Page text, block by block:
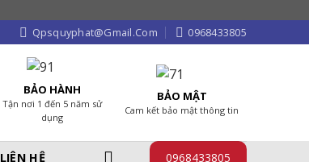
Qpsquyphat@gmail.com 0968433805
BẢO HÀNH
Tận nơi 1 đến 5 năm sử
dụng
BẢO MẬT
Cam kết bảo mật thông tin
LIÊN HỆ 0968433805